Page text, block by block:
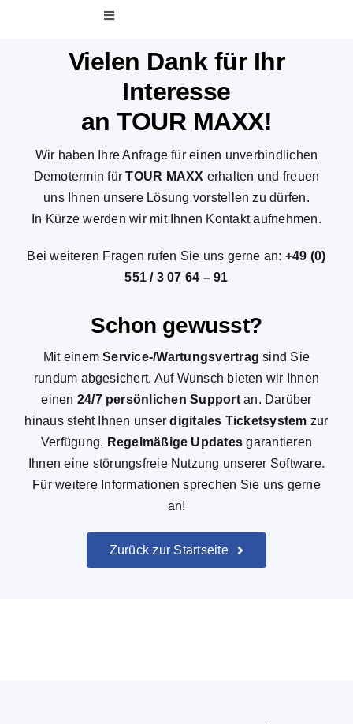
Toggle
Software
Unternehmen
Broschüren
Vielen Dank für Ihr
Interesse
an TOUR MAXX!
Wir haben Ihre Anfrage für einen unverbindlichen
Demotermin fürTOUR MAXX erhalten und freuen
uns Ihnen unsere Lösung vorstellen zu dürfen.
In Kürze werden wir mit Ihnen Kontakt aufnehmen.
Bei weiteren Fragen rufen Sie uns gerne an: +49 (0)
551 / 3 07 64 – 91
Schon gewusst?
Mit einemService-/Wartungsvertrag sind Sie
rundum abgesichert. Auf Wunsch bieten wir Ihnen
einen 24/7 persönlichen Supportan. Darüber
hinaus steht Ihnen unserdigitales Ticketsystem zur
Verfügung. Regelmäßige Updates garantieren
Ihnen eine störungsfreie Nutzung unserer Software.
Für weitere Informationen sprechen Sie uns gerne
an!
Zurück zur Startseite